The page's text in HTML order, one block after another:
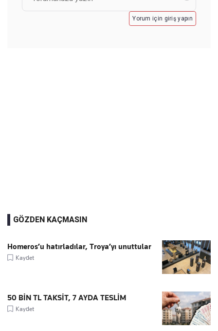
Yorum için giriş yapın
GÖZDEN KAÇMASIN
Homeros’u hatırladılar, Troya’yı unuttular
Kaydet
50 BİN TL TAKSİT, 7 AYDA TESLİM
Kaydet